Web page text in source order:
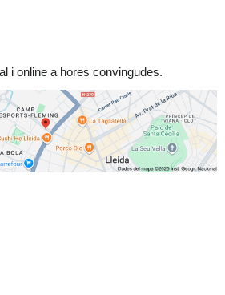
i online a hores convingudes.